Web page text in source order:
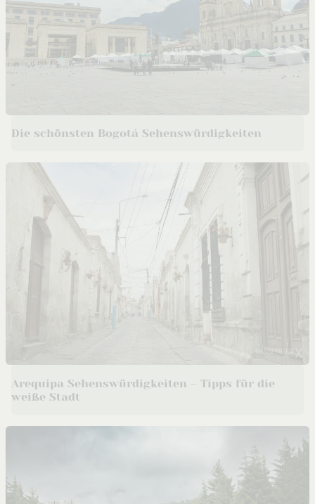
Die schönsten Bogotá Sehenswürdigkeiten
Arequipa Sehenswürdigkeiten – Tipps für die
weiße Stadt